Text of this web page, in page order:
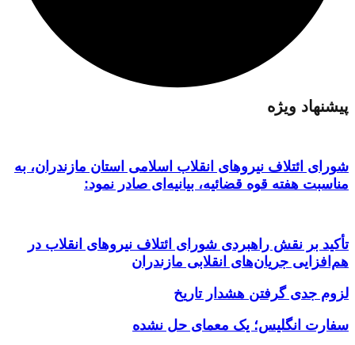
پیشنهاد ویژه
شورای ائتلاف نیروهای انقلاب اسلامی استان مازندران، به
مناسبت هفته قوه قضائیه، بیانیه‌ای صادر نمود:
تأکید بر نقش راهبردی شورای ائتلاف نیروهای انقلاب در
هم‌افزایی جریان‌های انقلابی مازندران
لزوم جدی گرفتن هشدار تاریخ
سفارت انگلیس؛ یک معمای حل نشده